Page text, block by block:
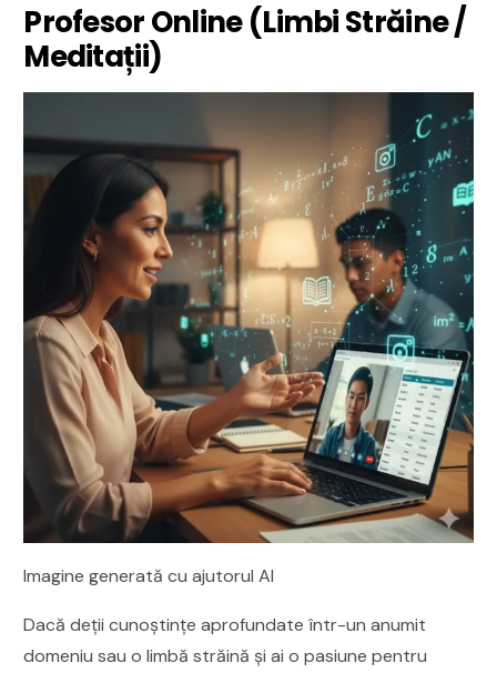
Profesor Online (Limbi Străine /
Meditații)
Imagine generată cu ajutorul AI
Dacă deții cunoștințe aprofundate într-un anumit
domeniu sau o limbă străină și ai o pasiune pentru